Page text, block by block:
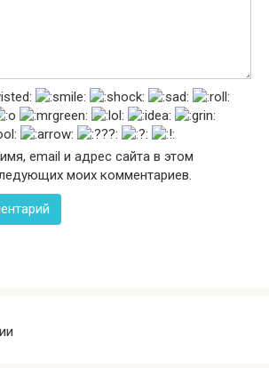
email и адрес сайта в этом
моих комментариев.